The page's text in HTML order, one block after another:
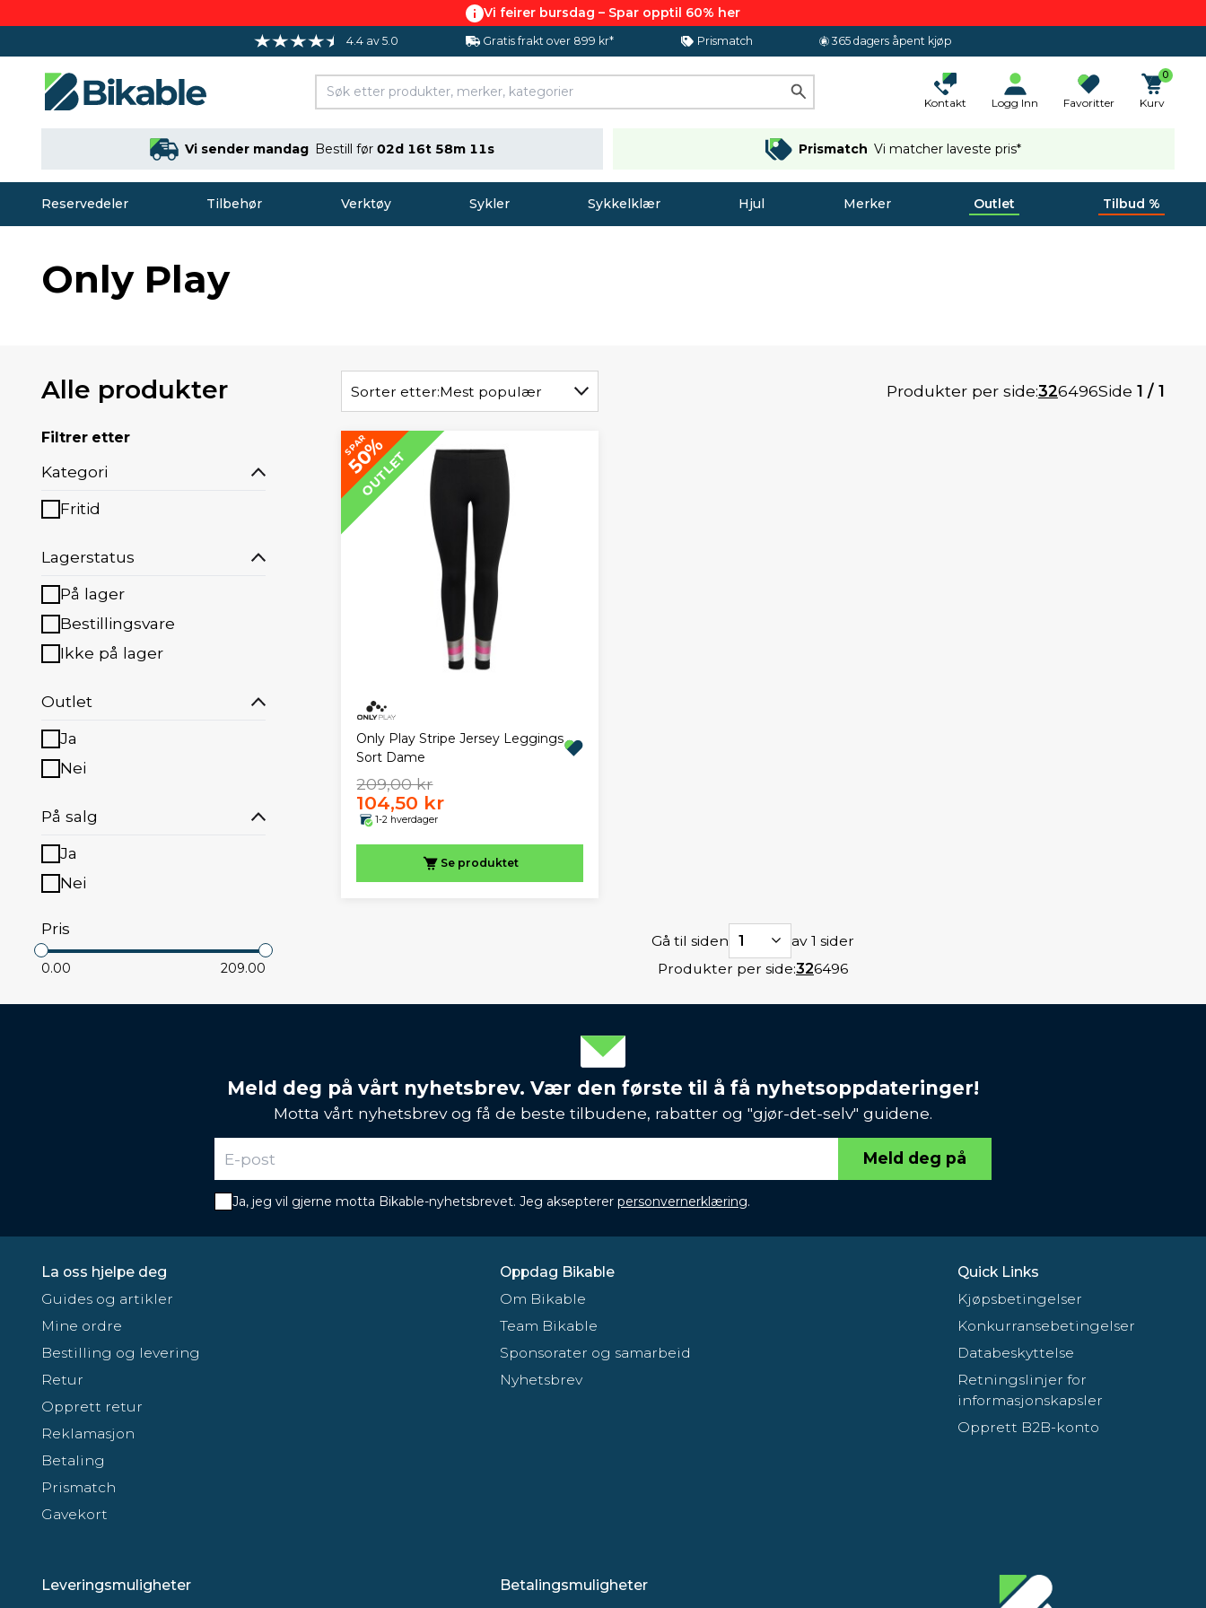
Vi feirer bursdag – Spar opptil 60% her
4.4 av 5.0 Gratis frakt over 899 kr* Prismatch 365 dagers åpent kjøp
Kontakt Logg Inn Favoritter
0
Kurv
Vi sender mandag Bestill før02d 16t 58m 11s Prismatch Vi matcher laveste pris*
Reservedeler Tilbehør Verktøy Sykler Sykkelklær Hjul Merker Outlet Tilbud %
Only Play
Alle produkter
Filtrer etter
Kategori
Fritid
Lagerstatus
På lager
Bestillingsvare
Ikke på lager
Outlet
Ja
Nei
På salg
Ja
Nei
Pris
0.00 209.00
Sorter etter:Mest populær Produkter per side:326496Side 1 / 1
SPAR
50%
OUTLET
Only Play Stripe Jersey Leggings
Sort Dame
209,00 kr
104,50 kr
1-2 hverdager
Se produktet
Gå til siden 1
av 1 sider
Produkter per side:326496
Meld deg på vårt nyhetsbrev. Vær den første til å få nyhetsoppdateringer!
Motta vårt nyhetsbrev og få de beste tilbudene, rabatter og "gjør-det-selv" guidene.
Meld deg på
Ja, jeg vil gjerne motta Bikable-nyhetsbrevet. Jeg aksepterer personvernerklæring.
La oss hjelpe deg
Guides og artikler
Mine ordre
Bestilling og levering
Retur
Opprett retur
Reklamasjon
Betaling
Prismatch
Gavekort
Oppdag Bikable
Om Bikable
Team Bikable
Sponsorater og samarbeid
Nyhetsbrev
Quick Links
Kjøpsbetingelser
Konkurransebetingelser
Databeskyttelse
Retningslinjer for
informasjonskapsler
Opprett B2B-konto
Leveringsmuligheter Betalingsmuligheter